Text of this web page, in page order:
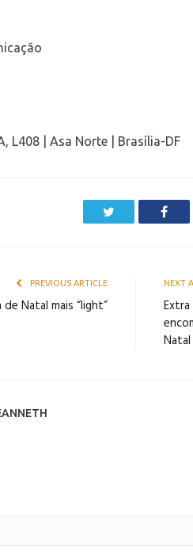
L408 | Asa Norte | Brasília-DF
PREVIOUS ARTICLE
Natal mais “light”
NEXT